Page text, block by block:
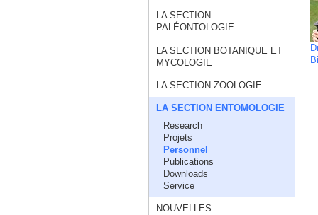
LA SECTION
PALÉONTOLOGIE
LA SECTION BOTANIQUE ET
MYCOLOGIE
LA SECTION ZOOLOGIE
LA SECTION ENTOMOLOGIE
Research
Projets
Personnel
Publications
Downloads
Service
NOUVELLES